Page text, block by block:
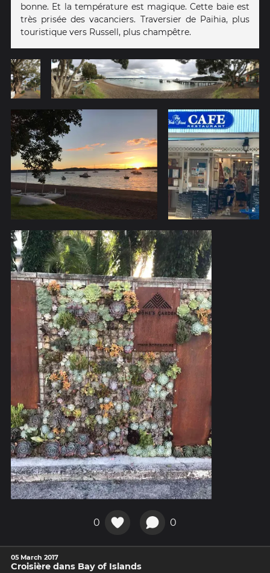
bonne. Et la température est magique. Cette baie est
très prisée des vacanciers. Traversier de Paihia, plus
touristique vers Russell, plus champêtre.
0 0
05 March 2017
Croisière dans Bay of Islands